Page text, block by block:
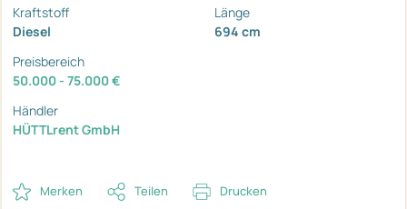
Kraftstoff
Diesel
Länge
694 cm
Preisbereich
50.000 - 75.000 €
Händler
HÜTTLrent GmbH
Merken Teilen Drucken